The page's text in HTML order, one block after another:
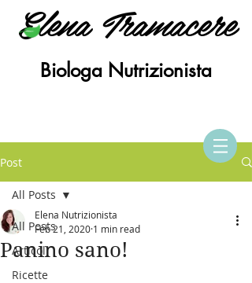
Elena Tramacere
Biologa Nutrizionista
Post
All Posts
Articoli
Ricette
All Posts
Panino sano!
Elena Nutrizionista
Feb 21, 2020 1 min read